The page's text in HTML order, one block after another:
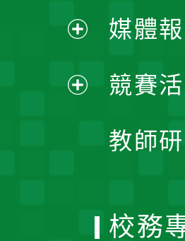
媒體
競賽
教師
開
校務